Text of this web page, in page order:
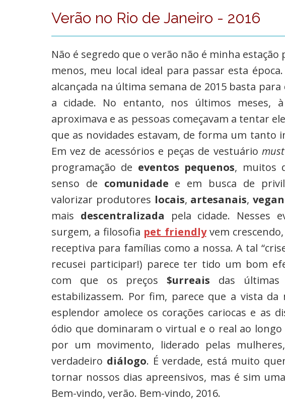
Verão no Rio de Janeiro - 2016
Não é segredo que o verão não é minha
menos, meu local ideal para passar esta
alcançada na última semana de 2015 basta
a cidade. No entanto, nos últimos meses,
aproximava e as pessoas começavam a tentar
que as novidades estavam, de forma um tanto
Em vez de acessórios e peças de vestuário
programação de eventos pequenos, muitos
senso de comunidade e em busca de
valorizar produtores locais, artesanais,
mais descentralizada pela cidade. Nesses
surgem, a filosofia pet friendlyvem
receptiva para famílias como a nossa. A tal
recusei participar!) parece ter tido um bom
com que os preços$urreais das
estabilizassem. Por fim, parece que a vista
esplendor amolece os corações cariocas e as
ódio que dominaram o virtual e o real ao
por um movimento, liderado pelas
verdadeiro diálogo. É verdade, está muito
tornar nossos dias apreensivos, mas é sim
Bem-vindo, verão. Bem-vindo, 2016.